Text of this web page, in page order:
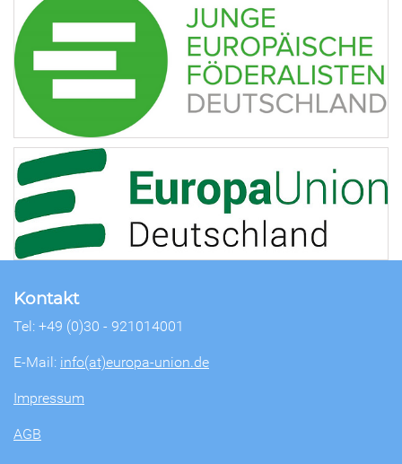
Kontakt
Tel: +49 (0)30 - 921014001
E-Mail: info(at)europa-union.de
Impressum
AGB